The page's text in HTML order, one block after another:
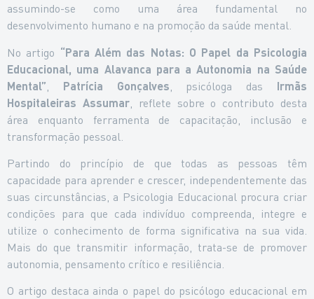
assumindo-se como uma área fundamental no
desenvolvimento humano e na promoção da saúde mental.
No artigo “Para Além das Notas: O Papel da Psicologia
Educacional, uma Alavanca para a Autonomia na Saúde
Mental”
Patrícia Gonçalves , psicóloga das Irmãs
Hospitaleiras Assumar, reflete sobre o contributo desta
área enquanto ferramenta de capacitação, inclusão e
transformação pessoal.
Partindo do princípio de que todas as pessoas têm
capacidade para aprender e crescer, independentemente das
suas circunstâncias, a Psicologia Educacional procura criar
condições para que cada indivíduo compreenda, integre e
utilize o conhecimento de forma significativa na sua vida.
Mais do que transmitir informação, trata-se de promover
autonomia, pensamento crítico e resiliência.
O artigo destaca ainda o papel do psicólogo educacional em